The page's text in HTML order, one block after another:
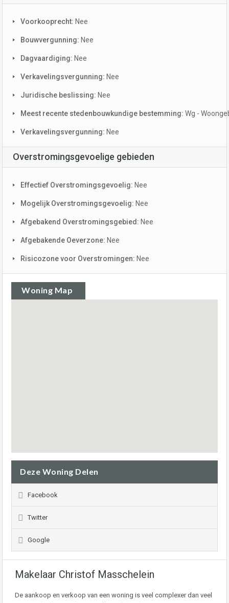
Voorkooprecht: Nee
Bouwvergunning: Nee
Dagvaardiging: Nee
Verkavelingsvergunning: Nee
Juridische beslissing: Nee
Meest recente stedenbouwkundige bestemming: Wg -
Verkavelingsvergunning: Nee
Overstromingsgevoelige gebieden
Effectief Overstromingsgevoelig: Nee
Mogelijk Overstromingsgevoelig: Nee
Afgebakend Overstromingsgebied: Nee
Afgebakende Oeverzone: Nee
Risicozone voor Overstromingen: Nee
Woning Map
Deze Woning Delen
Facebook
Twitter
Google
Makelaar Christof Masschelein
De aankoop en verkoop van een woning is veel complexer dan veel